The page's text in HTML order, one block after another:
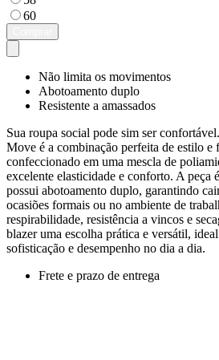
60
Não limita os movimentos
Abotoamento duplo
Resistente a amassados
Sua roupa social pode sim ser
Move é a combinação perfeita de estilo e
confeccionado em uma mescla de
excelente elasticidade e conforto. A peça
possui abotoamento duplo, garantindo
ocasiões formais ou no ambiente de
respirabilidade, resistência a vincos e
blazer uma escolha prática e versátil,
sofisticação e desempenho no dia a dia.
Frete e prazo de entrega